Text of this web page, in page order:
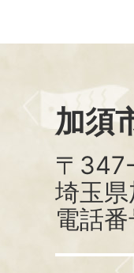
加須
〒
埼玉
電話